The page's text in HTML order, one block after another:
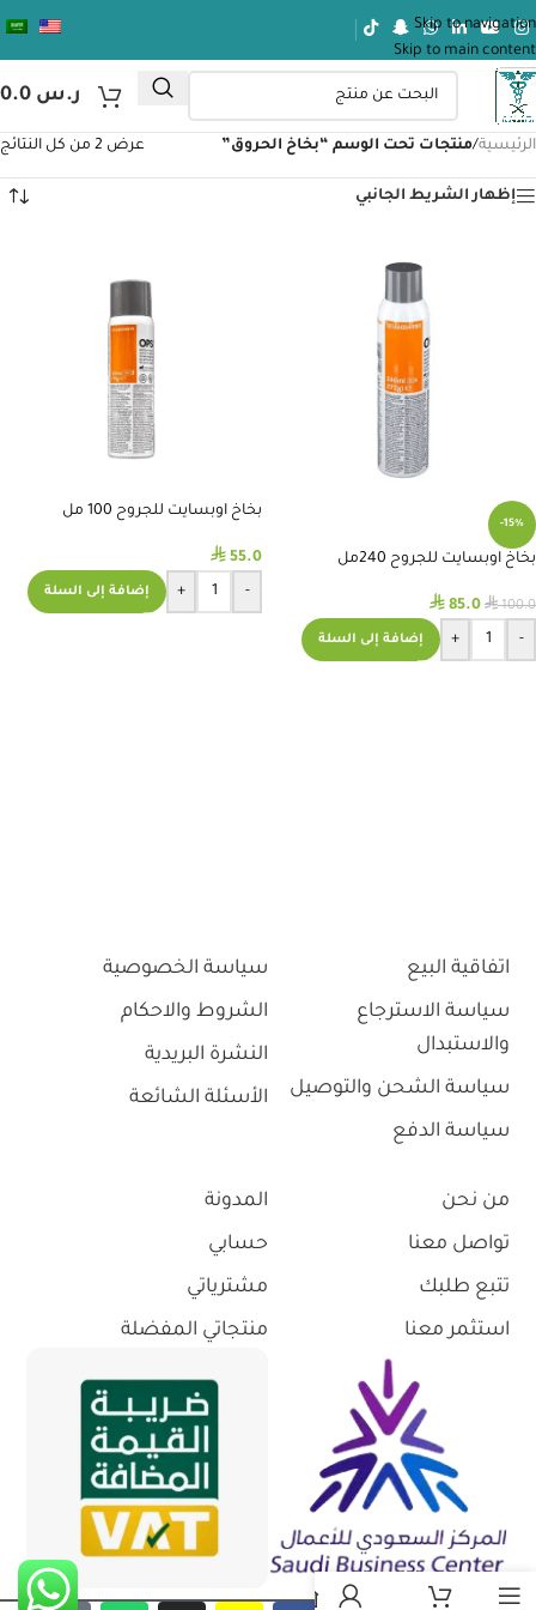
Skip to navigation
Skip to main content
ر.س
الرئيسية/منتجات تحت الوسم “بخاخ الحروق” عرض ⁦2⁩ من كل النتائج
إظهار الشريط الجانبي
-15%
بخاخ اوبسايت للجروح 240مل
⃁100.0
⃁ 85.0
-
+ إضافة إلى السلة
بخاخ اوبسايت للجروح 100 مل
⃁ 55.0
-
+ إضافة إلى السلة
اتفاقية البيع
سياسة الاسترجاع
والاستبدال
سياسة الشحن والتوصيل
سياسة الدفع
سياسة الخصوصية
الشروط والاحكام
النشرة البريدية
الأسئلة الشائعة
من نحن
تواصل معنا
تتبع طلبك
استثمر معنا
المدونة
حسابي
مشترياتي
منتجاتي المفضلة